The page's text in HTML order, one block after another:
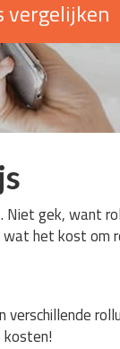
vergelijken
gek, want
wat het kost om